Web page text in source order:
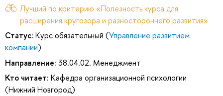
Лучший по критерию «Полезность курса для
расширения кругозора и разностороннего развития»
Статус: Курс обязательный (Управление развитием
компании)
Направление: 38.04.02. Менеджмент
Кто читает: Кафедра организационной психологии
(Нижний Новгород)